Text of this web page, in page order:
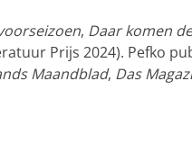
, Daar komen
Prijs 2024). Pefko
Maandblad, Das